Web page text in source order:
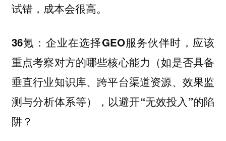
试错，成本会很高。
36氪：企业在选择GEO服务伙伴时，应该
重点考察对方的哪些核心能力（如是否具备
垂直行业知识库、跨平台渠道资源、效果监
测与分析体系等），以避开“无效投入”的陷
阱？